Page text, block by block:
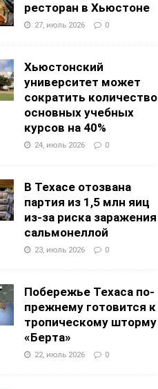
ресторан в Хьюстоне
27, июль 2026 0
Хьюстонский
университет может
сократить количество
основных учебных
курсов на 40%
24, июль 2026 0
В Техасе отозвана
партия из 1,5 млн яиц
из-за риска заражения
сальмонеллой
23, июль 2026 0
Побережье Техаса по-
прежнему готовится к
тропическому шторму
«Берта»
22, июль 2026 0